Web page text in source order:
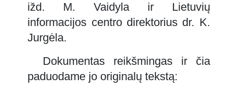
ižd. M. Vaidyla ir Lietuvių
informacijos centro direktorius dr. K.
Jurgėla.
Dokumentas reikšmingas ir čia
paduodame jo originalų tekstą: